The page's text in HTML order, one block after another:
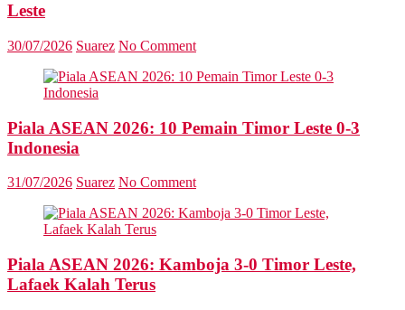
Leste
30/07/2026 Suarez No Comment
Piala ASEAN 2026: 10 Pemain Timor Leste 0-3
Indonesia
31/07/2026 Suarez No Comment
Piala ASEAN 2026: Kamboja 3-0 Timor Leste,
Lafaek Kalah Terus